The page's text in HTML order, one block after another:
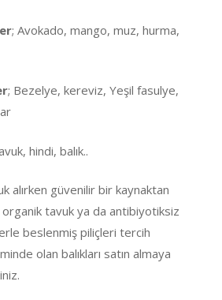
; Avokado, mango, muz, hurma,
; Bezelye, kereviz, Yeşil fasulye,
hindi, balık..
alırken güvenilir bir kaynaktan
tavuk ya da antibiyotiksiz
beslenmiş piliçleri tercih
olan balıkları satın almaya